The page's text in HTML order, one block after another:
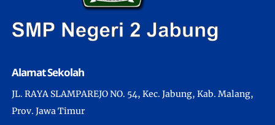
Alamat Sekolah
JL. RAYA SLAMPAREJO NO. 54, Kec. Jabung, Kab. Malang,
Prov. Jawa Timur